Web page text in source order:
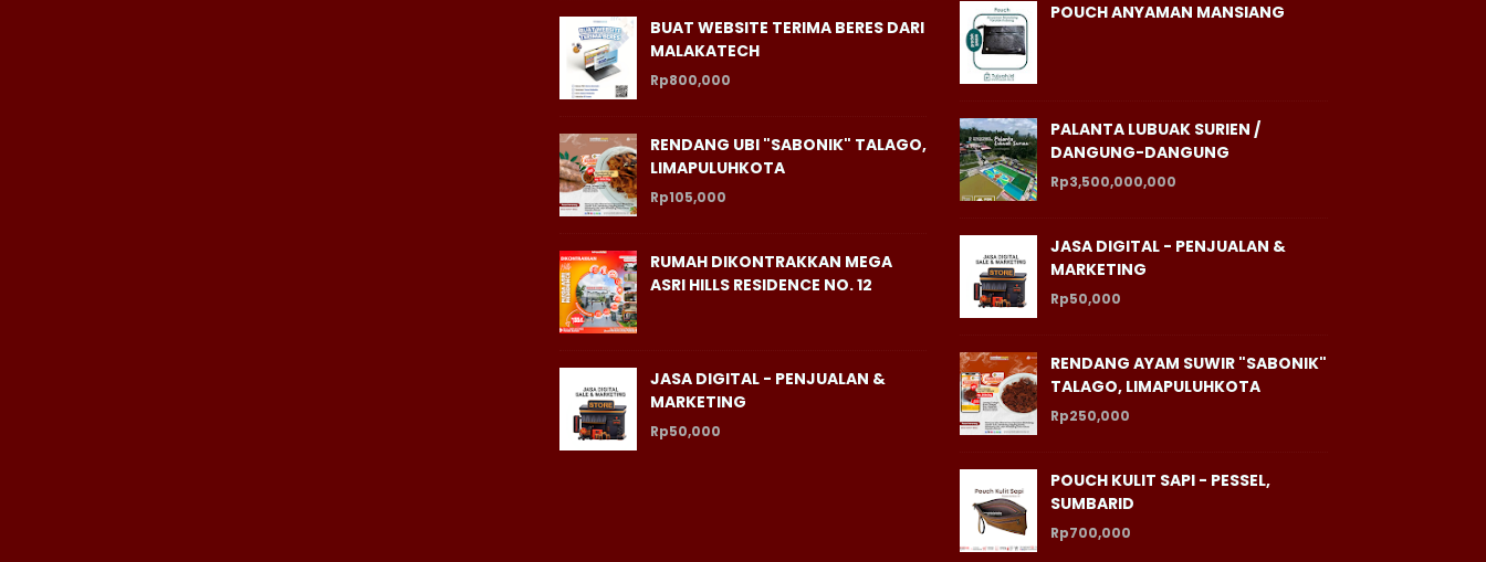
BUAT WEBSITE TERIMA BERES DARI
MALAKATECH
Rp800,000
RENDANG UBI "SABONIK" TALAGO,
LIMAPULUHKOTA
Rp105,000
RUMAH DIKONTRAKKAN MEGA
ASRI HILLS RESIDENCE NO. 12
JASA DIGITAL - PENJUALAN &
MARKETING
Rp50,000
POUCH ANYAMAN MANSIANG
PALANTA LUBUAK SURIEN /
DANGUNG-DANGUNG
Rp3,500,000,000
JASA DIGITAL - PENJUALAN &
MARKETING
Rp50,000
RENDANG AYAM SUWIR "SABONIK"
TALAGO, LIMAPULUHKOTA
Rp250,000
POUCH KULIT SAPI - PESSEL,
SUMBARID
Rp700,000